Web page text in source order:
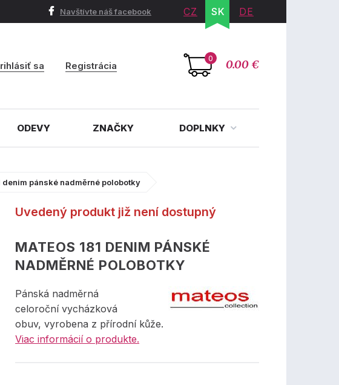
Navštívte náš facebook CZ SK DE
0 0.00 €
sa Registrácia
ODEVY ZNAČKY DOPLNKY
denim pánské nadměrné polobotky
Uvedený produkt již není dostupný
MATEOS 181 DENIM PÁNSKÉ
NADMĚRNÉ POLOBOTKY
Pánská nadměrná
celoroční vycházková
obuv, vyrobena z přírodní kůže.
Viac informácií o produkte.